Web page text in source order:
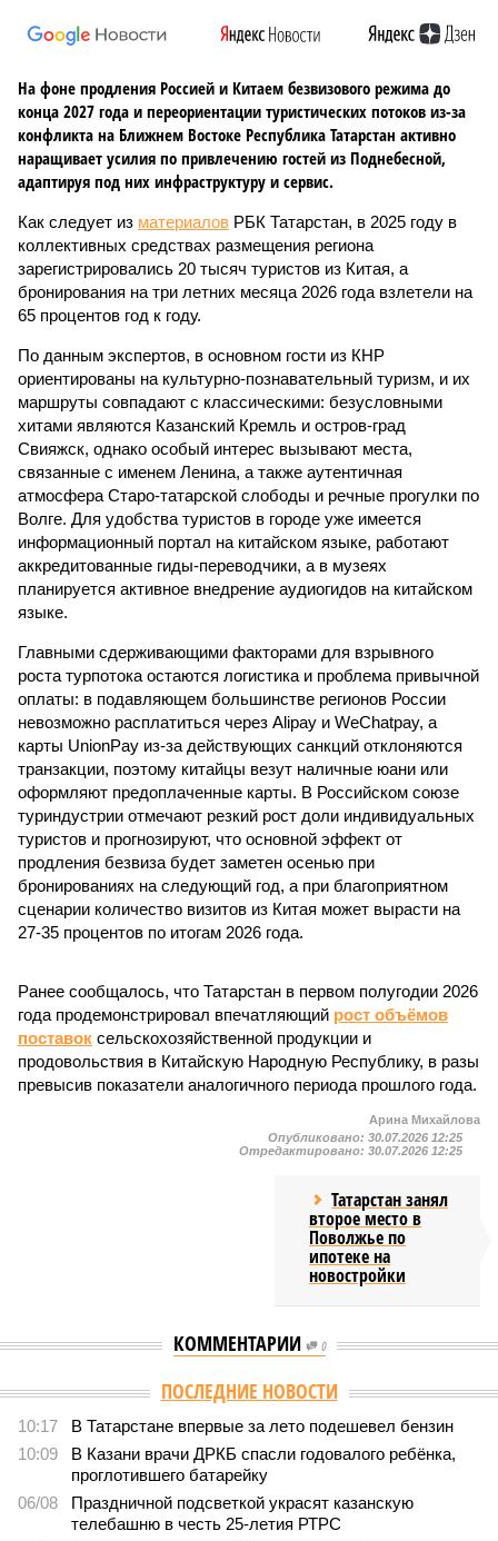
На фоне продления Россией и Китаем безвизового режима до
конца 2027 года и переориентации туристических потоков из-за
конфликта на Ближнем Востоке Республика Татарстан активно
наращивает усилия по привлечению гостей из Поднебесной,
адаптируя под них инфраструктуру и сервис.
Как следует из материалов РБК Татарстан, в 2025 году в
коллективных средствах размещения региона
зарегистрировались 20 тысяч туристов из Китая, а
бронирования на три летних месяца 2026 года взлетели на
65 процентов год к году.
По данным экспертов, в основном гости из КНР
ориентированы на культурно-познавательный туризм, и их
маршруты совпадают с классическими: безусловными
хитами являются Казанский Кремль и остров-град
Свияжск, однако особый интерес вызывают места,
связанные с именем Ленина, а также аутентичная
атмосфера Старо-татарской слободы и речные прогулки по
Волге. Для удобства туристов в городе уже имеется
информационный портал на китайском языке, работают
аккредитованные гиды-переводчики, а в музеях
планируется активное внедрение аудиогидов на китайском
языке.
Главными сдерживающими факторами для взрывного
роста турпотока остаются логистика и проблема привычной
оплаты: в подавляющем большинстве регионов России
невозможно расплатиться через Alipay и WeChatpay, а
карты UnionPay из-за действующих санкций отклоняются
транзакции, поэтому китайцы везут наличные юани или
оформляют предоплаченные карты. В Российском союзе
туриндустрии отмечают резкий рост доли индивидуальных
туристов и прогнозируют, что основной эффект от
продления безвиза будет заметен осенью при
бронированиях на следующий год, а при благоприятном
сценарии количество визитов из Китая может вырасти на
27-35 процентов по итогам 2026 года.
Ранее сообщалось, что Татарстан в первом полугодии 2026
года продемонстрировал впечатляющий рост объёмов
поставок сельскохозяйственной продукции и
продовольствия в Китайскую Народную Республику, в разы
превысив показатели аналогичного периода прошлого года.
Арина Михайлова
Опубликовано: 30.07.2026 12:25
Отредактировано: 30.07.2026 12:25
Татарстан занял
второе место в
Поволжье по
ипотеке на
новостройки
КОММЕНТАРИИ 0
ПОСЛЕДНИЕ НОВОСТИ
10:17
В Татарстане впервые за лето подешевел бензин
10:09
В Казани врачи ДРКБ спасли годовалого ребёнка,
проглотившего батарейку
06/08
Праздничной подсветкой украсят казанскую
телебашню в честь 25-летия РТРС